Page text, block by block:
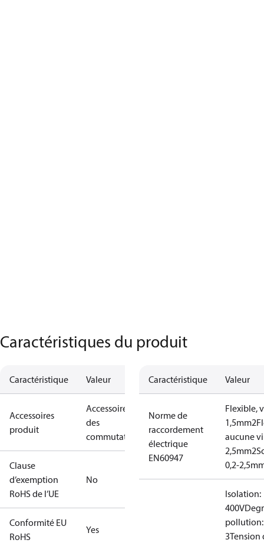
Caractéristiques du produit
Caractéristique Valeur
Accessoires
produit
Accessoires
des
commutateurs
Clause
d’exemption
RoHS de l’UE
No
Conformité EU
RoHS
Yes
Caractéristique Valeur
Norme de
raccordement
électrique
EN60947
Flexible,
1,5mm2
aucune
2,5mm2
0,2-
Isolation:
400V
pollution:
3Tension